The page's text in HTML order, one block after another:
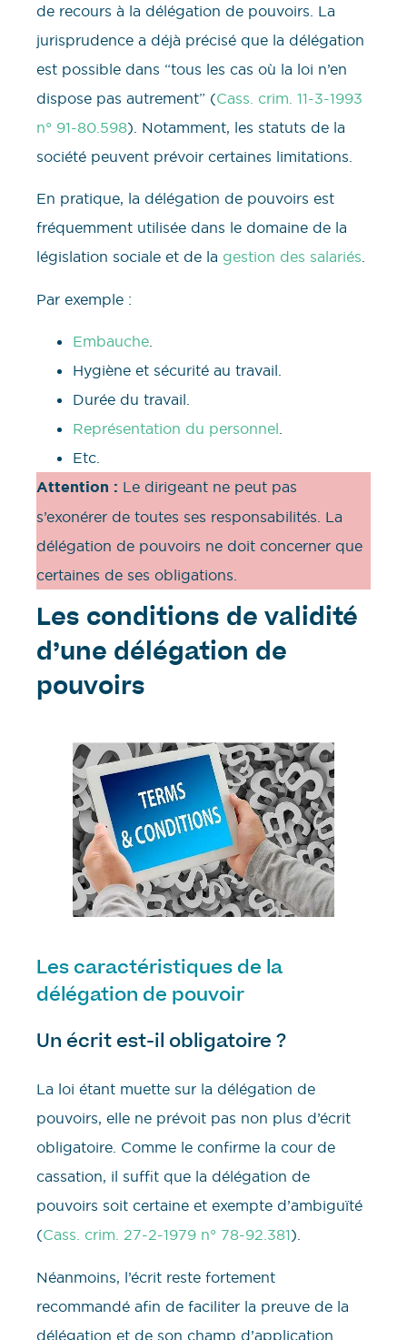
de recours à la délégation de pouvoirs. La
jurisprudence a déjà précisé que la délégation
est possible dans “tous les cas où la loi n’en
dispose pas autrement” (Cass. crim. 11-3-1993
n° 91-80.598). Notamment, les statuts de la
société peuvent prévoir certaines limitations.
En pratique, la délégation de pouvoirs est
fréquemment utilisée dans le domaine de la
législation sociale et de la gestion des salariés.
Par exemple :
Embauche
Hygiène et sécurité au travail.
Durée du travail.
Représentation du personnel
Etc.
Attention : Le dirigeant ne peut pas
s’exonérer de toutes ses responsabilités. La
délégation de pouvoirs ne doit concerner que
certaines de ses obligations.
Les conditions de validité
d’une délégation de
pouvoirs
Les caractéristiques de la
délégation de pouvoir
Un écrit est-il obligatoire ?
La loi étant muette sur la délégation de
pouvoirs, elle ne prévoit pas non plus d’écrit
obligatoire. Comme le confirme la cour de
cassation, il suffit que la délégation de
pouvoirs soit certaine et exempte d’ambiguïté
(Cass. crim. 27-2-1979 n° 78-92.381).
Néanmoins, l’écrit reste fortement
recommandé afin de faciliter la preuve de la
délégation et de son champ d’application.